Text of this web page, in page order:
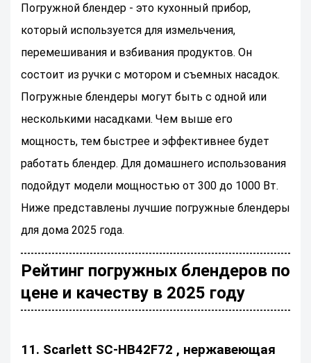
Погружной блендер - это кухонный прибор,
который используется для измельчения,
перемешивания и взбивания продуктов. Он
состоит из ручки с мотором и съемных насадок.
Погружные блендеры могут быть с одной или
несколькими насадками. Чем выше его
мощность, тем быстрее и эффективнее будет
работать блендер. Для домашнего использования
подойдут модели мощностью от 300 до 1000 Вт.
Ниже представлены лучшие погружные блендеры
для дома 2025 года.
Рейтинг погружных блендеров по
цене и качеству в 2025 году
11. Scarlett SC-HB42F72 , нержавеющая